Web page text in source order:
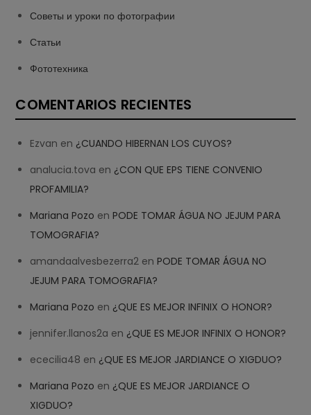
Советы и уроки по фотографии
Статьи
Фототехника
COMENTARIOS RECIENTES
Ezvan en ¿CUANDO HIBERNAN LOS CUYOS?
analucia.tova en ¿CON QUE EPS TIENE CONVENIO
PROFAMILIA?
Mariana Pozo enPODE TOMAR ÁGUA NO JEJUM PARA
TOMOGRAFIA?
amandaalvesbezerra2 enPODE TOMAR ÁGUA NO
JEJUM PARA TOMOGRAFIA?
Mariana Pozo en ¿QUE ES MEJOR INFINIX O HONOR?
jennifer.llanos2a en ¿QUE ES MEJOR INFINIX O HONOR?
ececilia48 en ¿QUE ES MEJOR JARDIANCE O XIGDUO?
Mariana Pozo en ¿QUE ES MEJOR JARDIANCE O
XIGDUO?